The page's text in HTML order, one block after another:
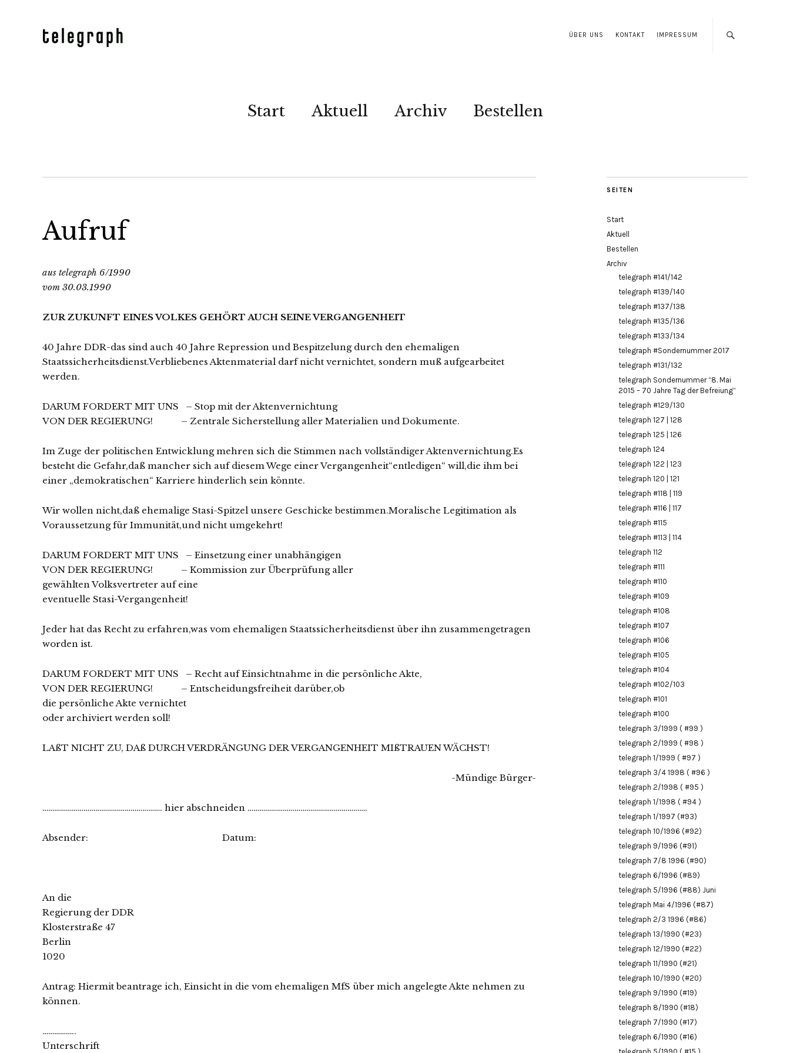
ÜBER UNS KONTAKT IMPRESSUM
Start Aktuell Archiv Bestellen
Aufruf
aus telegraph 6/1990
vom 30.03.1990
ZUR ZUKUNFT EINES VOLKES GEHÖRT AUCH SEINE VERGANGENHEIT
40 Jahre DDR-das sind auch 40 Jahre Repression und Bespitzelung durch den ehemaligen
Staatssicherheitsdienst.Verbliebenes Aktenmaterial darf nicht vernichtet, sondern muß aufgearbeitet
werden.
DARUM FORDERT MIT UNS – Stop mit der Aktenvernichtung
VON DER REGIERUNG! – Zentrale Sicherstellung aller Materialien und Dokumente.
Im Zuge der politischen Entwicklung mehren sich die Stimmen nach vollständiger Aktenvernichtung.Es
besteht die Gefahr,daß mancher sich auf diesem Wege einer Vergangenheit“entledigen“ will,die ihm bei
einer „demokratischen“ Karriere hinderlich sein könnte.
Wir wollen nicht,daß ehemalige Stasi-Spitzel unsere Geschicke bestimmen.Moralische Legitimation als
Voraussetzung für Immunität,und nicht umgekehrt!
DARUM FORDERT MIT UNS – Einsetzung einer unabhängigen
VON DER REGIERUNG! – Kommission zur Überprüfung aller
gewählten Volksvertreter auf eine
eventuelle Stasi-Vergangenheit!
Jeder hat das Recht zu erfahren,was vom ehemaligen Staatssicherheitsdienst über ihn zusammengetragen
worden ist.
DARUM FORDERT MIT UNS – Recht auf Einsichtnahme in die persönliche Akte,
VON DER REGIERUNG! – Entscheidungsfreiheit darüber,ob
die persönliche Akte vernichtet
oder archiviert werden soll!
LAßT NICHT ZU, DAß DURCH VERDRÄNGUNG DER VERGANGENHEIT MIßTRAUEN WÄCHST!
-Mündige Bürger-
……………………………………………………. hier abschneiden …………………………………………………….
Absender: Datum:
An die
Regierung der DDR
Klosterstraße 47
Berlin
1020
Antrag: Hiermit beantrage ich, Einsicht in die vom ehemaligen MfS über mich angelegte Akte nehmen zu
können.
……………..
Unterschrift
SEITEN
Start
Aktuell
Bestellen
Archiv
telegraph #141/142
telegraph #139/140
telegraph #137/138
telegraph #135/136
telegraph #133/134
telegraph #Sondernummer 2017
telegraph #131/132
telegraph Sondernummer “8. Mai
2015 – 70 Jahre Tag der Befreiung”
telegraph #129/130
telegraph 127 | 128
telegraph 125 | 126
telegraph 124
telegraph 122 | 123
telegraph 120 | 121
telegraph #118 | 119
telegraph #116 | 117
telegraph #115
telegraph #113 | 114
telegraph 112
telegraph #111
telegraph #110
telegraph #109
telegraph #108
telegraph #107
telegraph #106
telegraph #105
telegraph #104
telegraph #102/103
telegraph #101
telegraph #100
telegraph 3/1999 ( #99 )
telegraph 2/1999 ( #98 )
telegraph 1/1999 ( #97 )
telegraph 3/4 1998 ( #96 )
telegraph 2/1998 ( #95 )
telegraph 1/1998 ( #94 )
telegraph 1/1997 (#93)
telegraph 10/1996 (#92)
telegraph 9/1996 (#91)
telegraph 7/8 1996 (#90)
telegraph 6/1996 (#89)
telegraph 5/1996 (#88) Juni
telegraph Mai 4/1996 (#87)
telegraph 2/3 1996 (#86)
telegraph 13/1990 (#23)
telegraph 12/1990 (#22)
telegraph 11/1990 (#21)
telegraph 10/1990 (#20)
telegraph 9/1990 (#19)
telegraph 8/1990 (#18)
telegraph 7/1990 (#17)
telegraph 6/1990 (#16)